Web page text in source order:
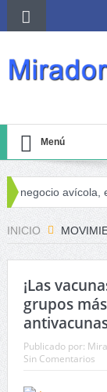
Menú
negocio avícola, el
de cáncer
INICIO
¡Las
grupos
Publicado por:
Sin Comentarios